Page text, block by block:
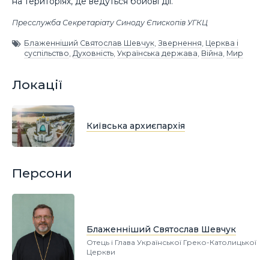
Пресслужба Секретаріату Синоду Єпископів УГКЦ
Блаженніший Святослав Шевчук Звернення Церква і
суспільство Духовність Українська держава Війна Мир
Локації
Київська архиєпархія
Персони
Блаженніший Святослав Шевчук
Отець і Глава Української Греко-Католицької
Церкви